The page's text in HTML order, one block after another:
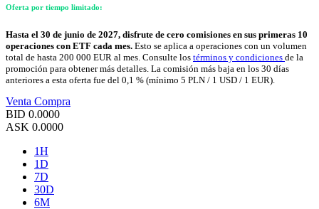
Oferta por tiempo limitado:
Hasta el 30 de junio de 2027, disfrute de cero comisiones en sus primeras 10
operaciones con ETF cada mes. Esto se aplica a operaciones con un volumen
total de hasta 200 000 EUR al mes. Consulte los términos y condiciones de la
promoción para obtener más detalles. La comisión más baja en los 30 días
anteriores a esta oferta fue del 0,1 % (mínimo 5 PLN / 1 USD / 1 EUR).
Venta Compra
BID 0.0000
ASK 0.0000
1H
1D
7D
30D
6M